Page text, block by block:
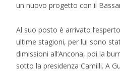
un nuovo progetto con il
Al suo posto è arrivato l’esperto
ultime stagioni, per lui sono
dimissioni all’Ancona, poi la
sotto la presidenza Camilli. A